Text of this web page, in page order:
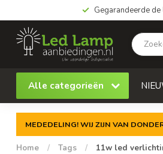
Gegarandeerde de
Alle categorieën
MEDEDELING! WIJ ZIJN VAN
Home / Tags / 11w led